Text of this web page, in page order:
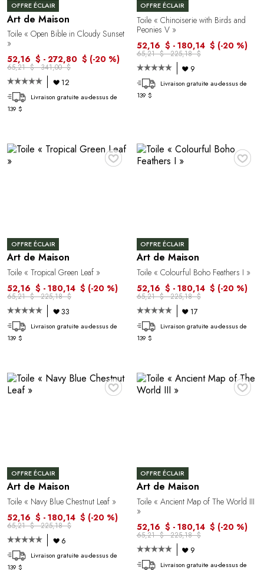
OFFRE ÉCLAIR
Art de Maison
Toile « Open Bible in Cloudy Sunset
»
52,16 $ - 272,80 $ (-20 %)
65,21 $ - 341,00 $
12
Livraison gratuite au-dessus de
139 $
OFFRE ÉCLAIR
Toile « Chinoiserie with Birds and
Peonies V »
52,16 $ - 180,14 $ (-20 %)
65,21 $ - 225,18 $
9
Livraison gratuite au-dessus de
139 $
♥
OFFRE ÉCLAIR
Art de Maison
Toile « Tropical Green Leaf »
52,16 $ - 180,14 $ (-20 %)
65,21 $ - 225,18 $
33
Livraison gratuite au-dessus de
139 $
♥
OFFRE ÉCLAIR
Art de Maison
Toile « Colourful Boho Feathers I »
52,16 $ - 180,14 $ (-20 %)
65,21 $ - 225,18 $
17
Livraison gratuite au-dessus de
139 $
♥
OFFRE ÉCLAIR
Art de Maison
Toile « Navy Blue Chestnut Leaf »
52,16 $ - 180,14 $ (-20 %)
65,21 $ - 225,18 $
6
Livraison gratuite au-dessus de
139 $
♥
OFFRE ÉCLAIR
Art de Maison
Toile « Ancient Map of The World III
»
52,16 $ - 180,14 $ (-20 %)
65,21 $ - 225,18 $
9
Livraison gratuite au-dessus de